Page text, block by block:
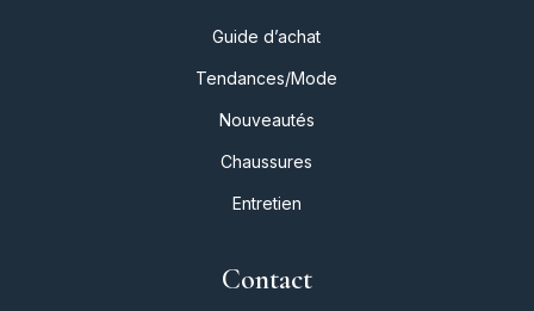
Guide d’achat
Tendances/Mode
Nouveautés
Chaussures
Entretien
Contact